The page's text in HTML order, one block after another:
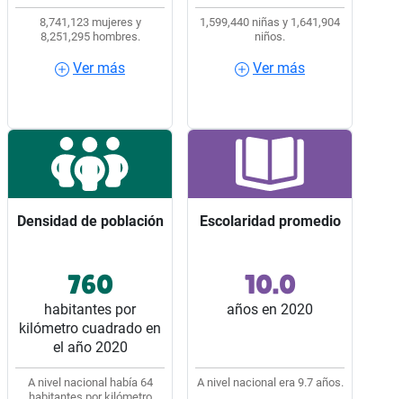
8,741,123 mujeres y
8,251,295 hombres.
Ver más
Ver más
1,599,440 niñas y 1,641,904
niños.
Ver más
Ver más
Densidad de población
760
habitantes por
kilómetro cuadrado en
el año 2020
A nivel nacional había 64
Densidad de población
Ocupó el lugar 2 entre
los 32 estados del país.
Escolaridad promedio
10.0
años en 2020
A nivel nacional era 9.7 años.
Escolaridad promedio
Ocupó el lugar 12 entre
los 32 estados del país.